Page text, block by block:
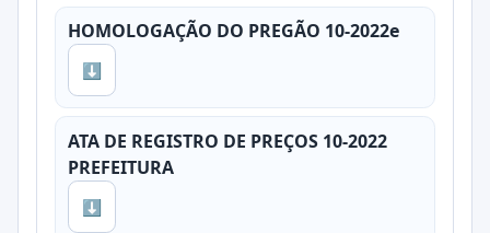
HOMOLOGAÇÃO DO PREGÃO 10-2022e
⬇
ATA DE REGISTRO DE PREÇOS 10-2022
PREFEITURA
⬇